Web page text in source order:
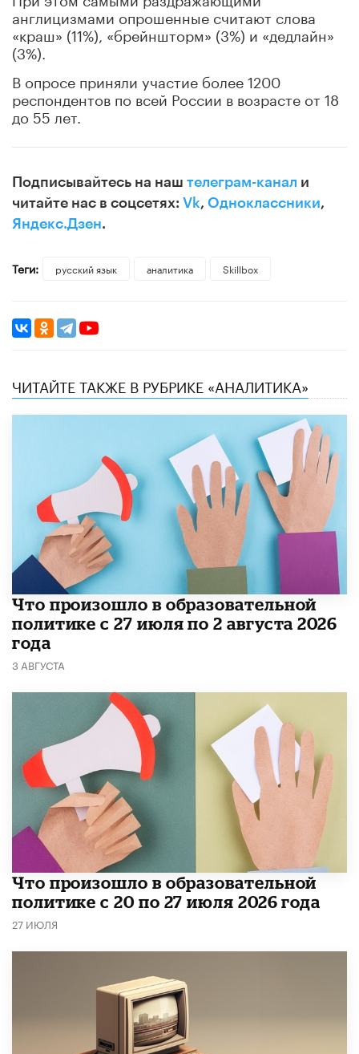
англицизмами опрошенные считают слова
«краш» (11%), «брейншторм» (3%) и «дедлайн»
(3%).
В опросе приняли участие более 1200
респондентов по всей России в возрасте от 18
до 55 лет.
Подписывайтесь на наш телеграм-канал и
читайте нас в соцсетях: Vk, Одноклассники,
Яндекс.Дзен.
Теги: русский язык аналитика Skillbox
ЧИТАЙТЕ ТАКЖЕ В РУБРИКЕ «АНАЛИТИКА»
​Что произошло в образовательной
политике с 27 июля по 2 августа 2026
года
3 АВГУСТА
​Что произошло в образовательной
политике с 20 по 27 июля 2026 года
27 ИЮЛЯ